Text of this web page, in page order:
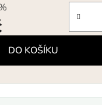
DO KOŠÍKU